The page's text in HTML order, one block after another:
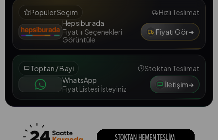
Popüler Seçim
Hızlı Teslimat
Hepsiburada
Fiyat + Seçenekleri
Görüntüle
Fiyatı Gör➜
Toptan / Bayi
Stoktan Teslimat
WhatsApp
Fiyat Listesi İsteyiniz
İletişim➜